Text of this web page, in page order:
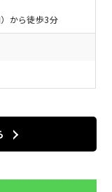
から徒歩3分